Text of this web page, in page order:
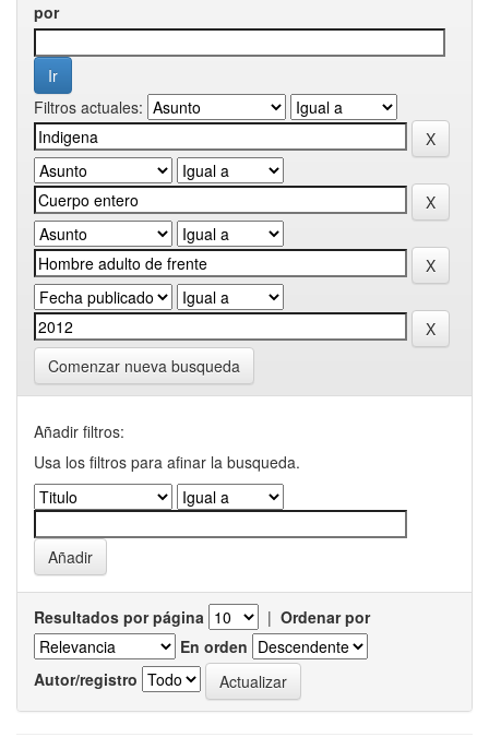
por
Filtros actuales:
Comenzar nueva busqueda
Añadir filtros:
Usa los filtros para afinar la busqueda.
Resultados por página | Ordenar por
En orden
Autor/registro